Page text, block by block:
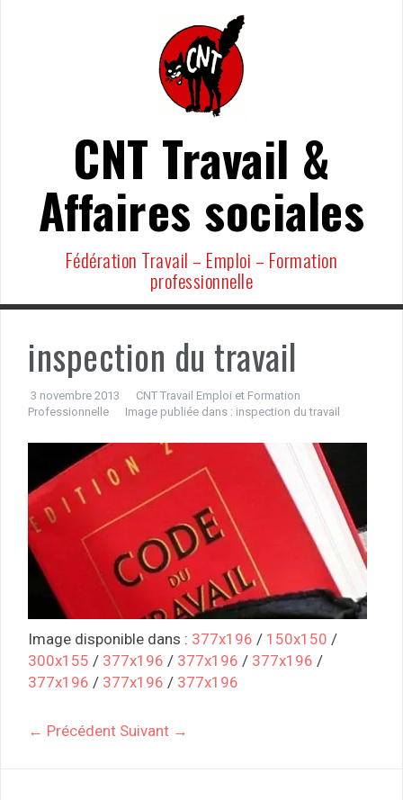
CNT Travail &
Affaires sociales
Fédération Travail – Emploi – Formation
professionnelle
inspection du travail
3 novembre 2013
CNT Travail Emploi et Formation
Professionnelle
Image publiée dans : inspection du travail
Image disponible dans : 377x196 / 150x150 /
300x155 / 377x196 / 377x196 / 377x196 /
377x196 / 377x196 / 377x196
← Précédent Suivant →